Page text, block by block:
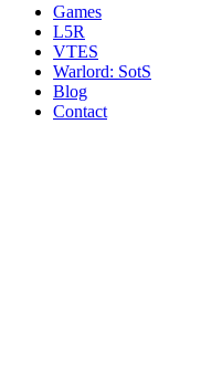
Games
L5R
VTES
Warlord: SotS
Blog
Contact